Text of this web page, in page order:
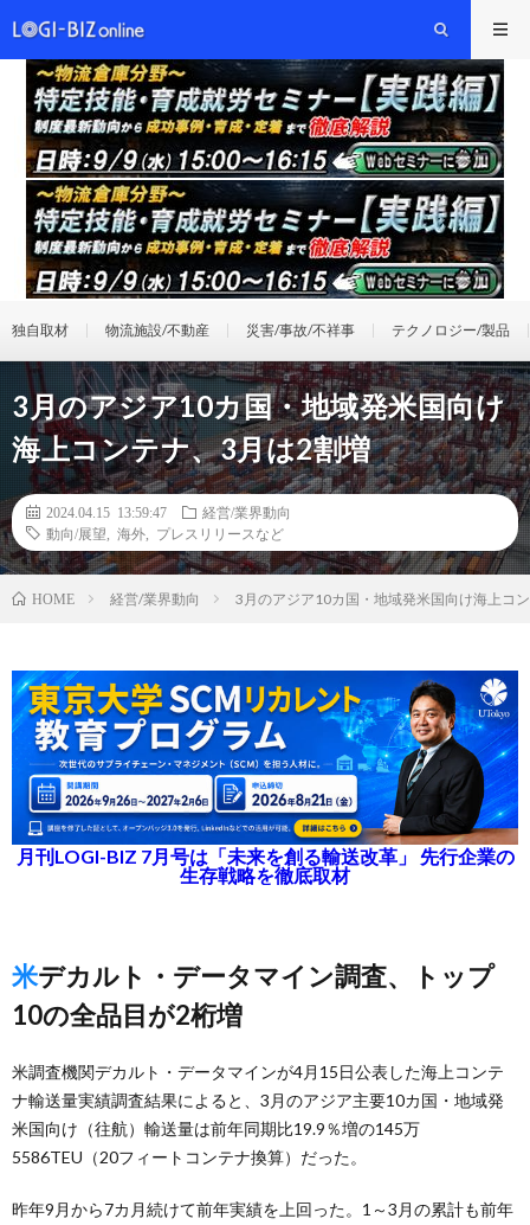
独自取材 物流施設/不動産 災害/事故/不祥事 テクノロジー/製品
3月のアジア10カ国・地域発米国向け
海上コンテナ、3月は2割増
2024.04.15 13:59:47
経営/業界動向
動向/展望
海外 プレスリリースなど
HOME 経営/業界動向 3月のアジア10カ国・地域発米国向け海上コ
月刊LOGI-BIZ 7月号は「未来を創る輸送改革」 先行企業の
生存戦略を徹底取材
米デカルト・データマイン調査、トップ
10の全品目が2桁増
米調査機関デカルト・データマインが4月15日公表した海上コンテ
ナ輸送量実績調査結果によると、3月のアジア主要10カ国・地域発
米国向け（往航）輸送量は前年同期比19.9％増の145万
5586TEU（20フィートコンテナ換算）だった。
昨年9月から7カ月続けて前年実績を上回った。1～3月の累計も前年